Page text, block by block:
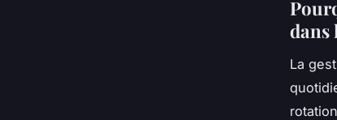
dans
La